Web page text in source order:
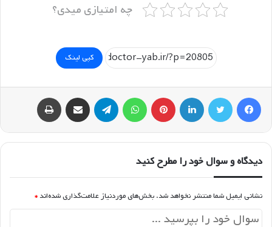
چه امتیازی میدی؟
کپی لینک
فیسبوک توییتر لینکداین پینتریست تلگرام اشتراک گذاری با ایمیل
دیدگاه و سوال خود را مطرح کنید
نشانی ایمیل شما منتشر نخواهد شد. بخش‌های موردنیاز علامت‌گذاری شده‌اند *